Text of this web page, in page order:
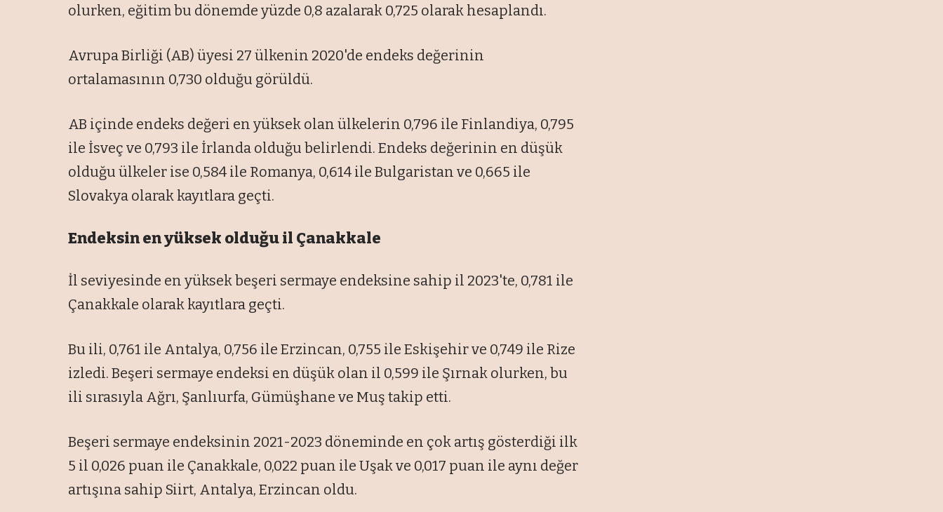
olurken, eğitim bu dönemde yüzde 0,8 azalarak 0,725 olarak hesaplandı.
Avrupa Birliği (AB) üyesi 27 ülkenin 2020'de endeks değerinin
ortalamasının 0,730 olduğu görüldü.
AB içinde endeks değeri en yüksek olan ülkelerin 0,796 ile Finlandiya, 0,795
ile İsveç ve 0,793 ile İrlanda olduğu belirlendi. Endeks değerinin en düşük
olduğu ülkeler ise 0,584 ile Romanya, 0,614 ile Bulgaristan ve 0,665 ile
Slovakya olarak kayıtlara geçti.
Endeksin en yüksek olduğu il Çanakkale
İl seviyesinde en yüksek beşeri sermaye endeksine sahip il 2023'te, 0,781 ile
Çanakkale olarak kayıtlara geçti.
Bu ili, 0,761 ile Antalya, 0,756 ile Erzincan, 0,755 ile Eskişehir ve 0,749 ile Rize
izledi. Beşeri sermaye endeksi en düşük olan il 0,599 ile Şırnak olurken, bu
ili sırasıyla Ağrı, Şanlıurfa, Gümüşhane ve Muş takip etti.
Beşeri sermaye endeksinin 2021-2023 döneminde en çok artış gösterdiği ilk
5 il 0,026 puan ile Çanakkale, 0,022 puan ile Uşak ve 0,017 puan ile aynı değer
artışına sahip Siirt, Antalya, Erzincan oldu.